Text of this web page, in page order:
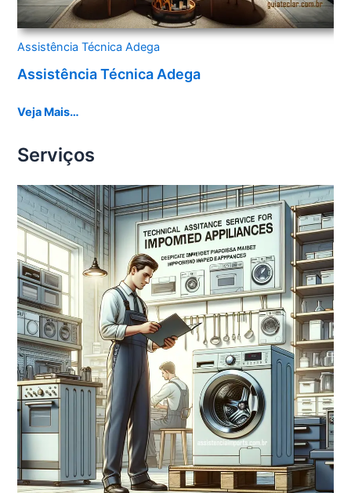
Assistência Técnica Adega
Assistência Técnica Adega
Veja Mais…
Serviços